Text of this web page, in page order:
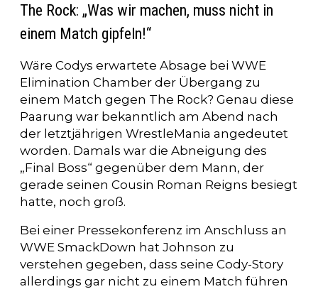
The Rock: „Was wir machen, muss nicht in
einem Match gipfeln!“
Wäre Codys erwartete Absage bei WWE
Elimination Chamber der Übergang zu
einem Match gegen The Rock? Genau diese
Paarung war bekanntlich am Abend nach
der letztjährigen WrestleMania angedeutet
worden. Damals war die Abneigung des
„Final Boss“ gegenüber dem Mann, der
gerade seinen Cousin Roman Reigns besiegt
hatte, noch groß.
Bei einer Pressekonferenz im Anschluss an
WWE SmackDown hat Johnson zu
verstehen gegeben, dass seine Cody-Story
allerdings gar nicht zu einem Match führen